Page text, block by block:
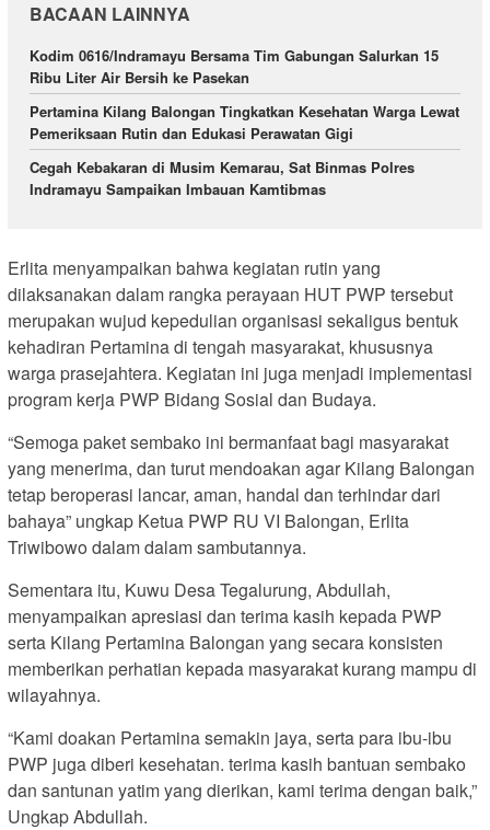
BACAAN LAINNYA
Kodim 0616/Indramayu Bersama Tim Gabungan Salurkan 15
Ribu Liter Air Bersih ke Pasekan
Pertamina Kilang Balongan Tingkatkan Kesehatan Warga Lewat
Pemeriksaan Rutin dan Edukasi Perawatan Gigi
Cegah Kebakaran di Musim Kemarau, Sat Binmas Polres
Indramayu Sampaikan Imbauan Kamtibmas
Erlita menyampaikan bahwa kegiatan rutin yang
dilaksanakan dalam rangka perayaan HUT PWP tersebut
merupakan wujud kepedulian organisasi sekaligus bentuk
kehadiran Pertamina di tengah masyarakat, khususnya
warga prasejahtera. Kegiatan ini juga menjadi implementasi
program kerja PWP Bidang Sosial dan Budaya.
“Semoga paket sembako ini bermanfaat bagi masyarakat
yang menerima, dan turut mendoakan agar Kilang Balongan
tetap beroperasi lancar, aman, handal dan terhindar dari
bahaya” ungkap Ketua PWP RU VI Balongan, Erlita
Triwibowo dalam dalam sambutannya.
Sementara itu, Kuwu Desa Tegalurung, Abdullah,
menyampaikan apresiasi dan terima kasih kepada PWP
serta Kilang Pertamina Balongan yang secara konsisten
memberikan perhatian kepada masyarakat kurang mampu di
wilayahnya.
“Kami doakan Pertamina semakin jaya, serta para ibu-ibu
PWP juga diberi kesehatan. terima kasih bantuan sembako
dan santunan yatim yang dierikan, kami terima dengan baik,”
Ungkap Abdullah.